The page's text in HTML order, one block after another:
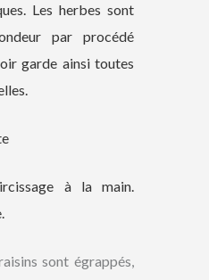
Les herbes sont
par procédé
garde ainsi toutes
à la main.
sont égrappés,